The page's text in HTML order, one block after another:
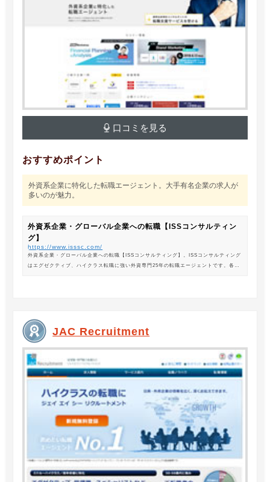
口コミを見る
おすすめポイント
外資系企業に特化した転職エージェント。大手有名企業の求人が
多いのが魅力。
外資系企業・グローバル企業への転職【ISSコンサルティン
グ】
https://www.isssc.com/
外資系企業・グローバル企業への転職【ISSコンサルティング】。ISSコンサルティング
はエグゼクティブ、ハイクラス転職に強い外資専門25年の転職エージェントです。各業
JAC Recruitment